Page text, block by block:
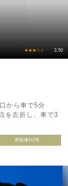
★★★☆☆ 3.50
から車で5分
を左折し、車で3
車で10分
へ車で5分
家族連れOK